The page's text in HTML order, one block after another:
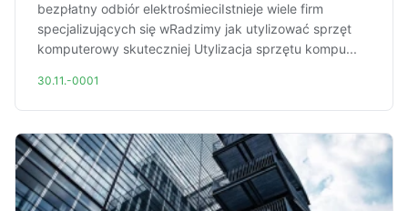
bezpłatny odbiór elektrośmieciIstnieje wiele firm
specjalizujących się wRadzimy jak utylizować sprzęt
komputerowy skuteczniej Utylizacja sprzętu kompu...
30.11.-0001